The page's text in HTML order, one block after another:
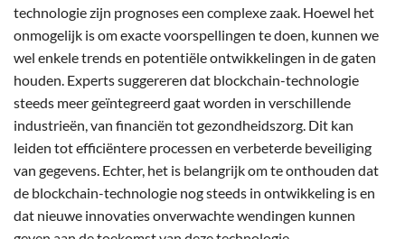
technologie zijn prognoses een complexe zaak. Hoewel het
onmogelijk is om exacte voorspellingen te doen, kunnen we
wel enkele trends en potentiële ontwikkelingen in de gaten
houden. Experts suggereren dat blockchain-technologie
steeds meer geïntegreerd gaat worden in verschillende
industrieën, van financiën tot gezondheidszorg. Dit kan
leiden tot efficiëntere processen en verbeterde beveiliging
van gegevens. Echter, het is belangrijk om te onthouden dat
de blockchain-technologie nog steeds in ontwikkeling is en
dat nieuwe innovaties onverwachte wendingen kunnen